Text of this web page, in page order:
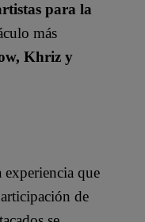
para la
más
Khriz y
que
de